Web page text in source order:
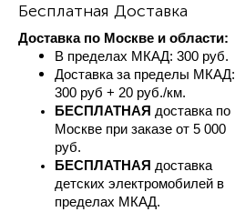
Бесплатная Доставка
Доставка по Москве и области:
В пределах МКАД: 300 руб.
Доставка за пределы МКАД:
300 руб + 20 руб./км.
БЕСПЛАТНАЯ доставка по
Москве при заказе от 5 000
руб.
БЕСПЛАТНАЯ доставка
детских электромобилей в
пределах МКАД.